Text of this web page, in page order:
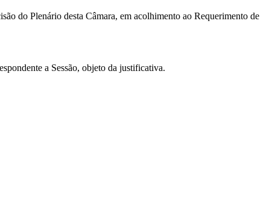
do Plenário desta Câmara, em acolhimento ao Requerimento de
a Sessão, objeto da justificativa.